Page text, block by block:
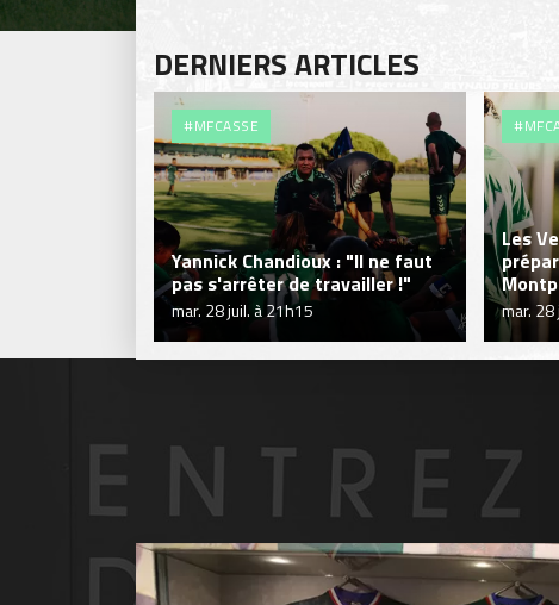
DERNIERS ARTICLES
#MFCASSE
Yannick Chandioux : "Il ne faut
pas s'arrêter de travailler !"
mar. 28 juil. à 21h15
Les
mar.